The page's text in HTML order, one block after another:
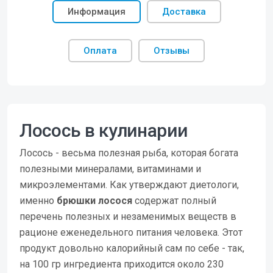
Информация Доставка
Оплата Отзывы
Лосось в кулинарии
Лосось - весьма полезная рыба, которая богата
полезными минералами, витаминами и
микроэлементами. Как утверждают диетологи,
именно брюшки лосося содержат полный
перечень полезных и незаменимых веществ в
рационе еженедельного питания человека. Этот
продукт довольно калорийный сам по себе - так,
на 100 гр ингредиента приходится около 230